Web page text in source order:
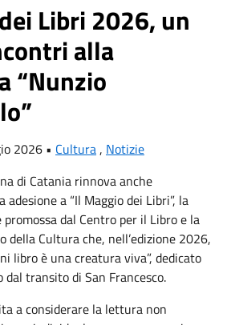
Libri 2026, un
alla
“Nunzio
2026 • Cultura, Notizie
di Catania rinnova anche
adesione a “Il Maggio dei Libri”, la
dal Centro per il Libro e la
della Cultura che, nell’edizione 2026,
libro è una creatura viva”, dedicato
dal transito di San Francesco.
a considerare la lettura non